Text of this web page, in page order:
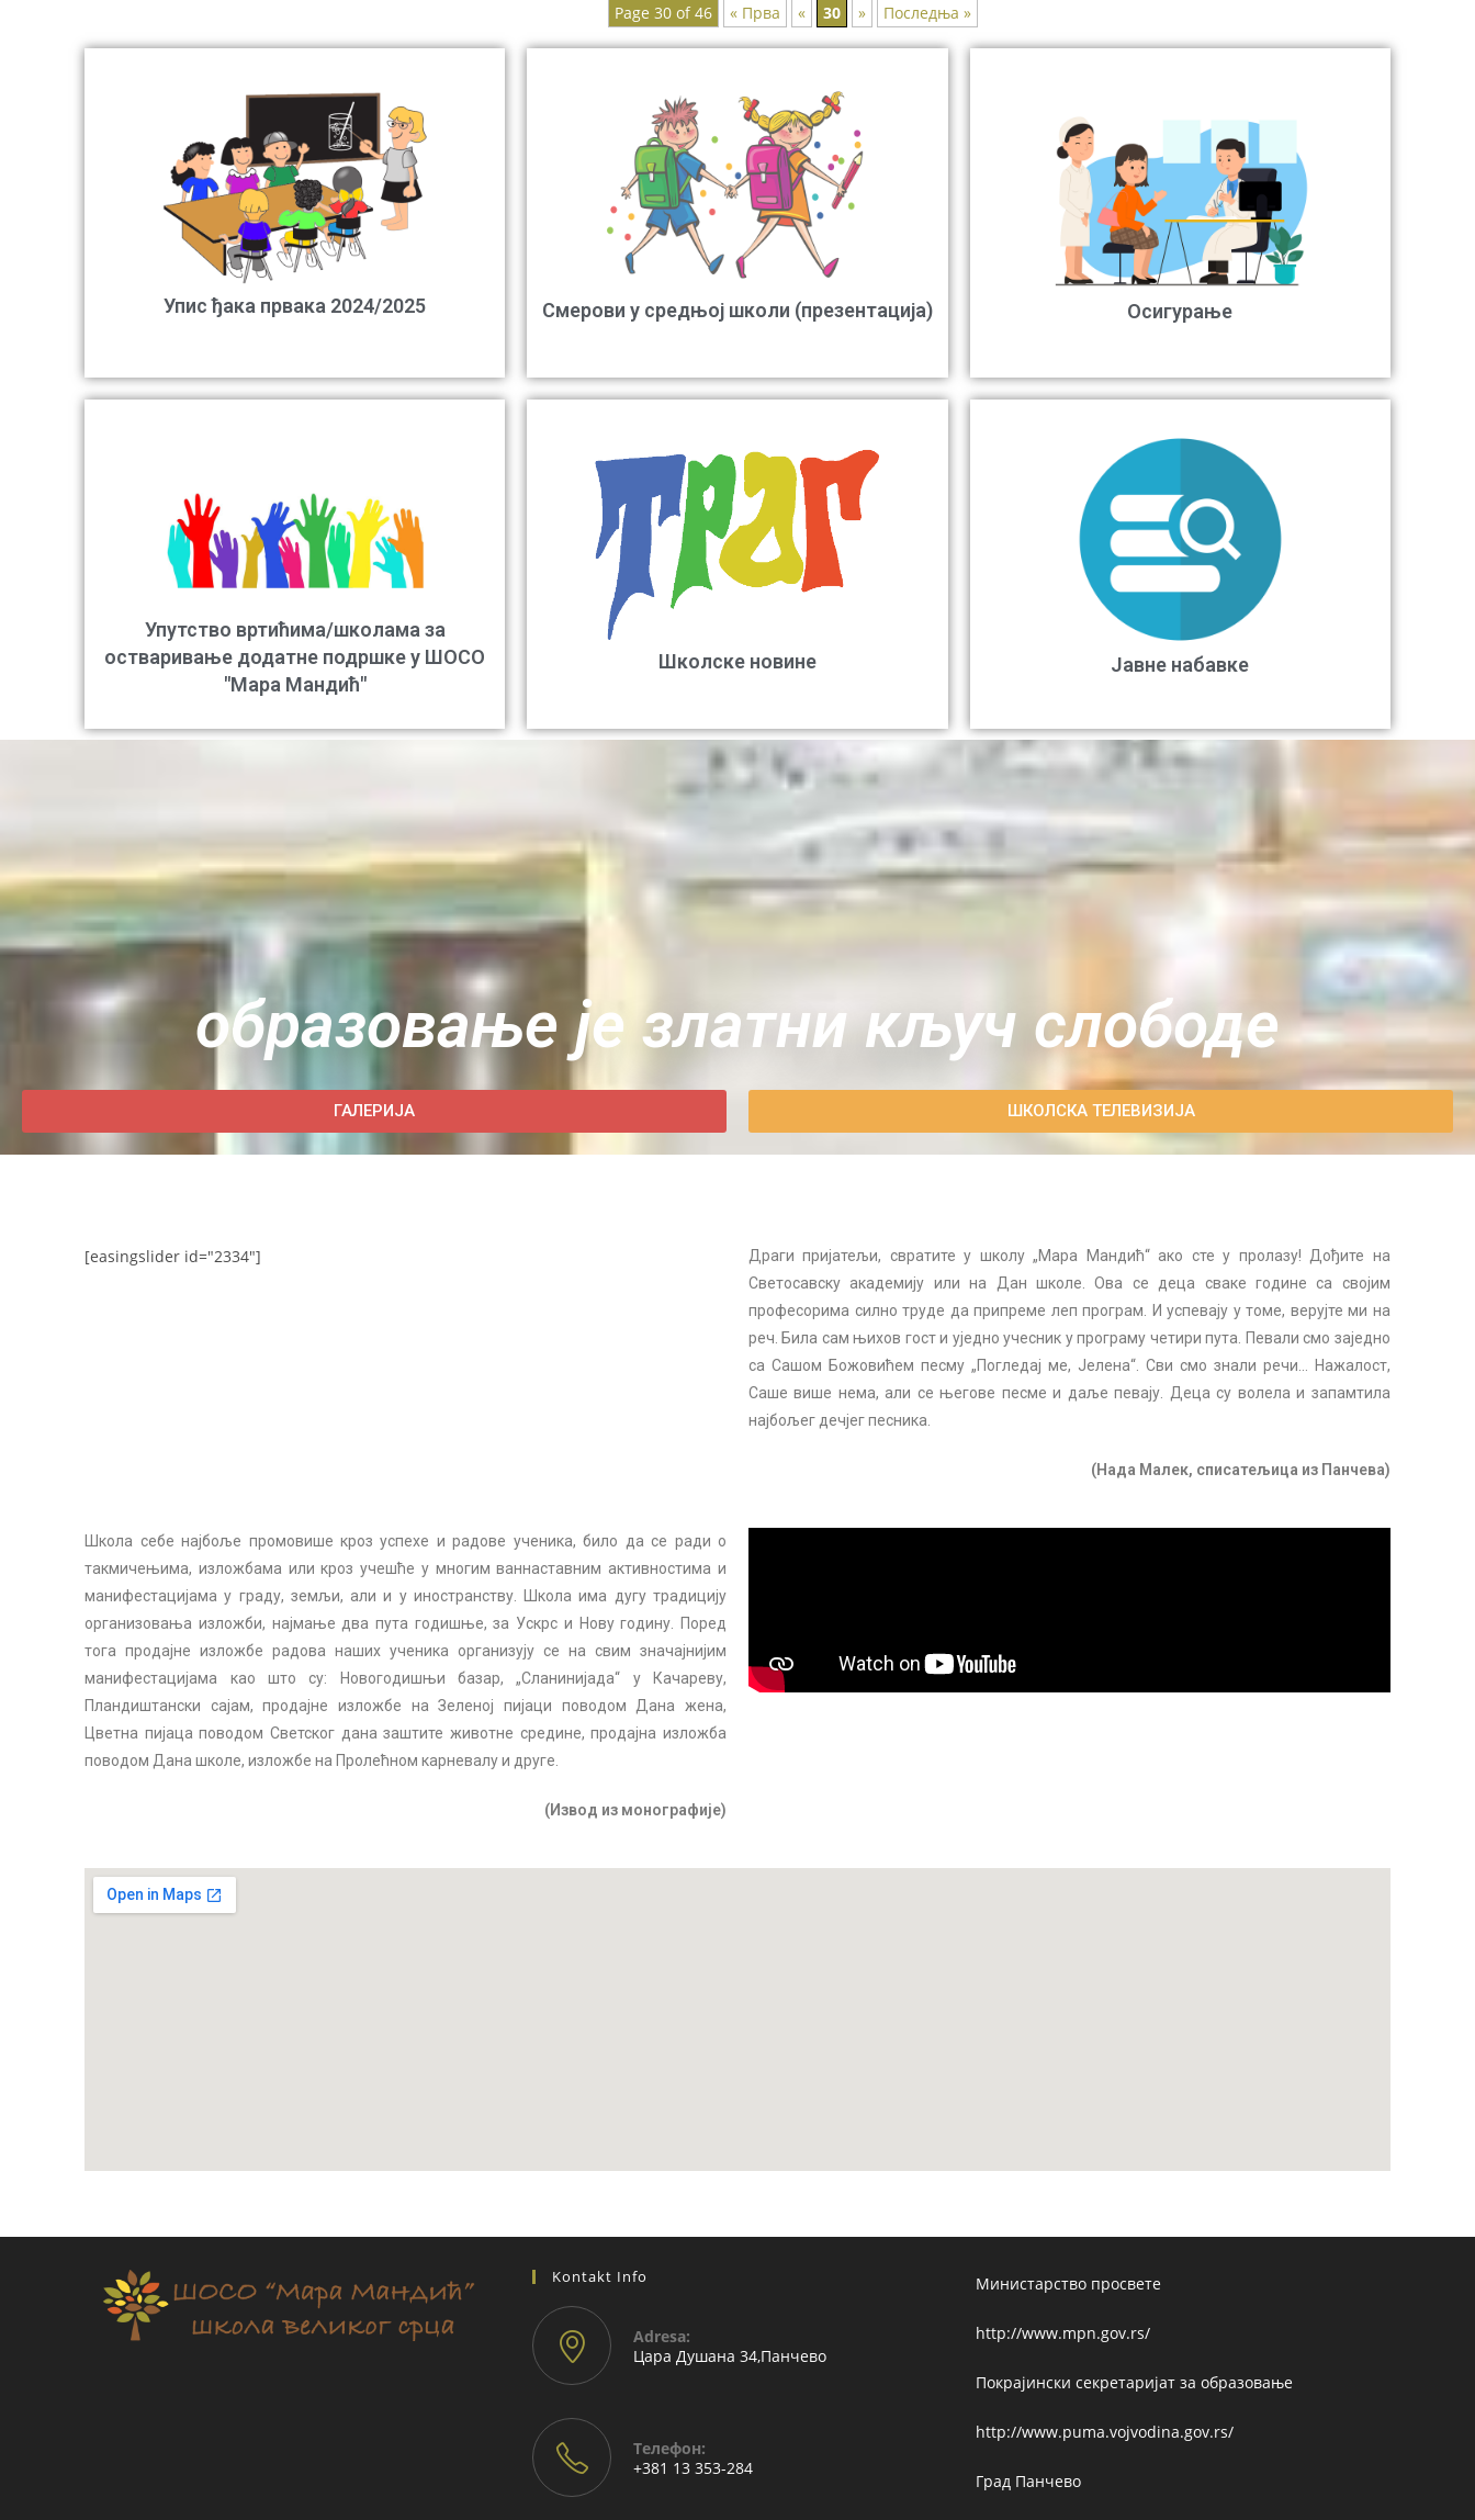
Page 30 of 46 « Прва « 30 » Последња »
Упис ђака првака 2024/2025 Смерови у средњој школи (презентација) Осигурање
Упутство вртићима/школама за
остваривање додатне подршке у ШОСО
"Мара Мандић"
Школске новине Јавне набавке
oбразовање је златни кључ слободе
ГАЛЕРИЈА ШКОЛСКА ТЕЛЕВИЗИЈА
[easingslider id="2334"]
Драги пријатељи, свратите у школу „Мара Мандић“ ако сте у пролазу! Дођите на
Светосавску академију или на Дан школе. Ова се деца сваке године са својим
професорима силно труде да припреме леп програм. И успевају у томе, верујте ми на
реч. Била сам њихов гост и уједно учесник у програму четири пута. Певали смо заједно
са Сашом Божовићем песму „Погледај ме, Јелена“. Сви смо знали речи… Нажалост,
Саше више нема, али се његове песме и даље певају. Деца су волела и запамтила
најбољег дечјег песника.
(Нада Малек, списатељица из Панчева)
Школа себе најбоље промовише кроз успехе и радове ученика, било да се ради о
такмичењима, изложбама или кроз учешће у многим ваннаставним активностима и
манифестацијама у граду, земљи, али и у иностранству. Школа има дугу традицију
организовања изложби, најмање два пута годишње, за Ускрс и Нову годину. Поред
тога продајне изложбе радова наших ученика организују се на свим значајнијим
манифестацијама као што су: Новогодишњи базар, „Сланинијада“ у Качареву,
Пландиштански сајам, продајне изложбе на Зеленоj пијаци поводом Дана жена,
Цветна пијаца поводом Светског дана заштите животне средине, продајна изложба
поводом Дана школе, изложбе на Пролећном карневалу и друге.
(Извод из монографије)
Kontakt Info
Adresа:
Цара Душана 34,Панчево
Телефон:
+381 13 353-284
Министарство просвете
http://www.mpn.gov.rs/
Покрајински секретаријат за образовање
http://www.puma.vojvodina.gov.rs/
Град Панчево